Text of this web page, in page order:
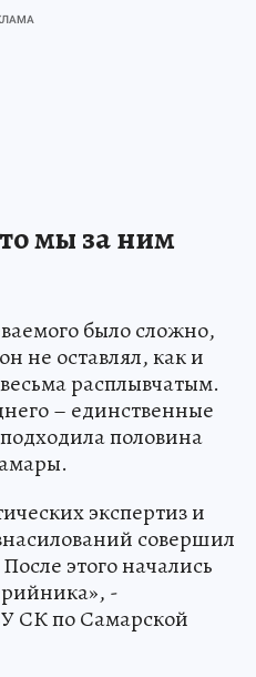
мы за ним
было сложно,
не оставлял, как и
расплывчатым.
– единственные
половина
экспертиз и
совершил
этого начались
-
СК по Самарской